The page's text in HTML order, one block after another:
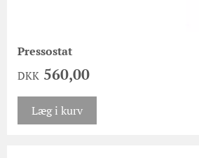
Pressostat
DKK 560,00
Læg i kurv